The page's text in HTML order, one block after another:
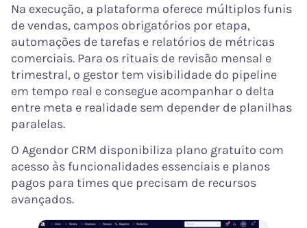
Na execução, a plataforma oferece múltiplos funis
de vendas, campos obrigatórios por etapa,
automações de tarefas e relatórios de métricas
comerciais. Para os rituais de revisão mensal e
trimestral, o gestor tem visibilidade do pipeline
em tempo real e consegue acompanhar o delta
entre meta e realidade sem depender de planilhas
paralelas.
O Agendor CRM disponibiliza plano gratuito com
acesso às funcionalidades essenciais e planos
pagos para times que precisam de recursos
avançados.